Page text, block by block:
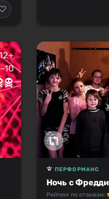
Ночь с Фредди
ПЕРФОРМАНС
Рейтинг по отзывам: